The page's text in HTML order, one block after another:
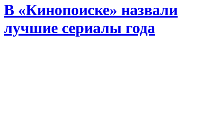
В «Кинопоиске» назвали
лучшие сериалы года